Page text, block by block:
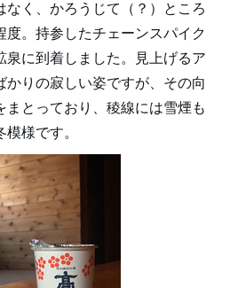
く、かろうじて（？）ところ
度。持参したチェーンスパイク
泉に到着しました。見上げるア
かりの寂しい姿ですが、その向
まとっており、稜線には雪煙も
様です。